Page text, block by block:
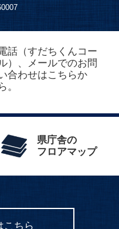
話（すだちくんコー
）、メールでのお問
合わせはこちらか
ら。
県庁舎の
フロアマップ
こちら